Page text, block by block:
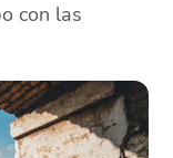
con las